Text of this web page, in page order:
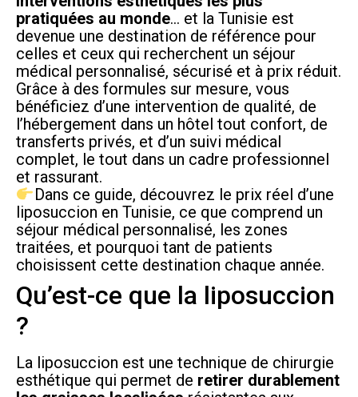
pratiquées au monde… et la Tunisie est
devenue une destination de référence pour
celles et ceux qui recherchent un séjour
médical personnalisé, sécurisé et à prix réduit.
Grâce à des formules sur mesure, vous
bénéficiez d’une intervention de qualité, de
l’hébergement dans un hôtel tout confort, de
transferts privés, et d’un suivi médical
complet, le tout dans un cadre professionnel
et rassurant.
Dans ce guide, découvrez le prix réel d’une
liposuccion en Tunisie, ce que comprend un
séjour médical personnalisé, les zones
traitées, et pourquoi tant de patients
choisissent cette destination chaque année.
Qu’est-ce que la liposuccion
?
La liposuccion est une technique de chirurgie
esthétique qui permet de retirer durablement